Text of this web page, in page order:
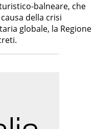
balneare, che
della crisi
globale, la Regione